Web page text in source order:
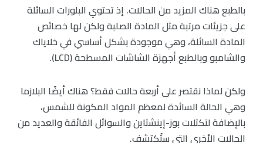
بالطبع هناك المزيد من الحالات. إذ تحتوي البلورات السائلة
على جزيئات مرتبة مثل المادة الصلبة ولكن لها خصائص
المادة السائلة، وهي موجودة بشكل أساسي في خلاياك
والشامبو وبالطبع أجهزة الشاشات المسطحة (LCD).
ولكن لماذا نقتصر على أربعة حالات فقط؟ هناك أيضًا البلازما
وهي الحالة السائدة لمعظم المواد المكونة للشمس،
بالإضافة لتكتلات بوز-إينشتاين والسوائل الفائقة والعديد من
الحالات الأخرى التي ستُكتشف.